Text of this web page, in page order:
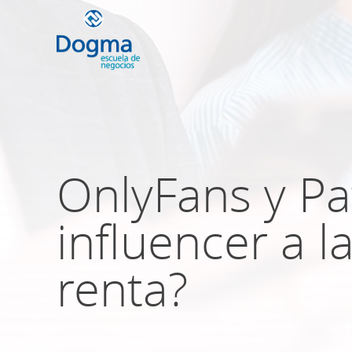
OnlyFans y
influencer a
renta?
próximos
TRIBUTACIÓN INTERNACIONAL |
NO DOMICILIADOS